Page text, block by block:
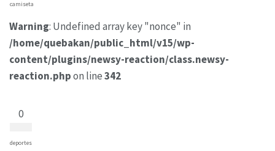
camiseta
Warning: Undefined array key "nonce" in
/home/quebakan/public_html/v15/wp-
content/plugins/newsy-reaction/class.newsy-
reaction.phpon line342
0
deportes